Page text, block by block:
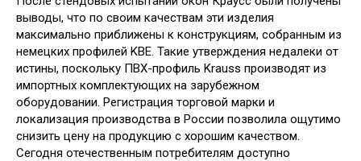
выводы, что по своим качествам эти изделия
максимально приближены к конструкциям, собранным из
немецких профилей KBE. Такие утверждения недалеки от
истины, поскольку ПВХ-профиль Krauss производят из
импортных комплектующих на зарубежном
оборудовании. Регистрация торговой марки и
локализация производства в России позволила ощутимо
снизить цену на продукцию с хорошим качеством.
Сегодня отечественным потребителям доступно